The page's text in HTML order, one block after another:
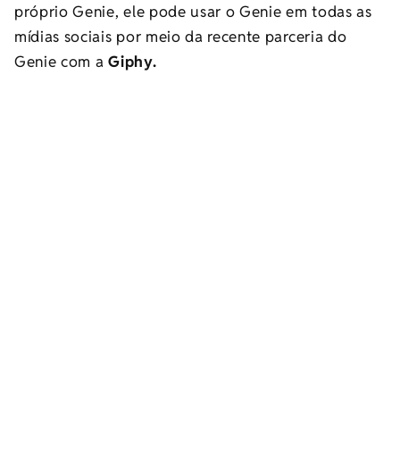
próprio Genie, ele pode usar o Genie em todas as
mídias sociais por meio da recente parceria do
Genie com aGiphy.